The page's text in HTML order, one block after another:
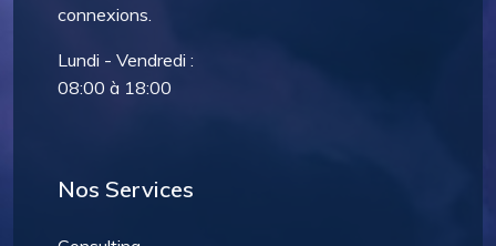
connexions.
Lundi - Vendredi :
08:00 à 18:00
Nos Services